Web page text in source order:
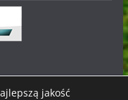
jakość